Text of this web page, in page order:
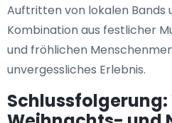
Auftritten von lokalen Bands
Kombination aus festlicher
und fröhlichen
unvergessliches Erlebnis.
Schlussfolgerung: